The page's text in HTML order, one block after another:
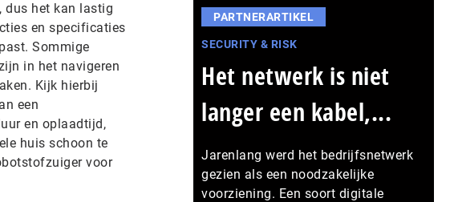
dus het kan lastig
en specificaties
Sommige
in het navigeren
Kijk hierbij
een
en oplaadtijd,
huis schoon te
voor
PARTNERARTIKEL
SECURITY & RISK
Het netwerk is niet
langer een kabel,...
Jarenlang werd het bedrijfsnetwerk
gezien als een noodzakelijke
voorziening. Een soort digitale